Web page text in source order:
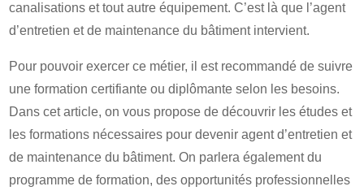
canalisations et tout autre équipement. C’est là que l’agent
d’entretien et de maintenance du bâtiment intervient.
Pour pouvoir exercer ce métier, il est recommandé de suivre
une formation certifiante ou diplômante selon les besoins.
Dans cet article, on vous propose de découvrir les études et
les formations nécessaires pour devenir agent d’entretien et
de maintenance du bâtiment. On parlera également du
programme de formation, des opportunités professionnelles